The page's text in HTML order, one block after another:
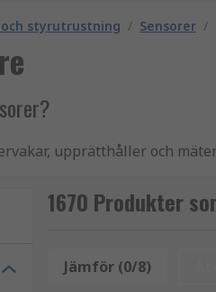
styrutrustning / Sensorer /
upprätthåller och
bestäms vanligtvis av vilken
1670 Produkter
Jämför (0/8)